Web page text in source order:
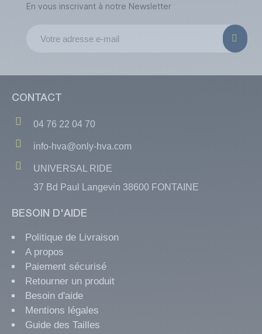
En vous inscrivant à notre Newsletter
CONTACT
04 76 22 04 70
info-hva@only-hva.com
UNIVERSAL RIDE
37 Bd Paul Langevin 38600 FONTAINE
BESOIN D'AIDE
Politique de Livraison
A propos
Paiement sécurisé
Retourner un produit
Besoin d'aide
Mentions légales
Guide des Tailles